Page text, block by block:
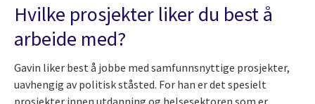
Hvilke prosjekter liker du best å
arbeide med?
Gavin liker best å jobbe med samfunnsnyttige prosjekter,
uavhengig av politisk ståsted. For han er det spesielt